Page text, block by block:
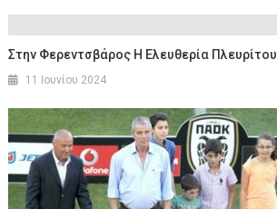
Στην Φερεντσβάρος Η Ελευθερία Πλευρίτου
11 Ιουνίου 2024